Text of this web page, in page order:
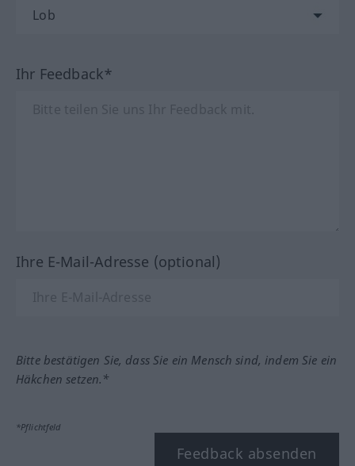
Ihr Feedback*
Ihre E-Mail-Adresse (optional)
Bitte bestätigen Sie, dass Sie ein Mensch sind, indem Sie ein
Häkchen setzen.*
*Pflichtfeld
Feedback absenden